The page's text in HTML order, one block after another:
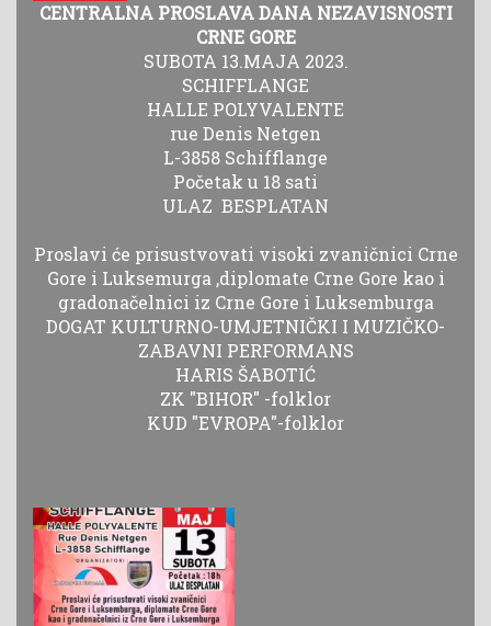
CENTRALNA PROSLAVA DANA NEZAVISNOSTI
CRNE GORE
SUBOTA 13.MAJA 2023.
SCHIFFLANGE
HALLE POLYVALENTE
rue Denis Netgen
L-3858 Schifflange
Početak u 18 sati
ULAZ BESPLATAN
Proslavi će prisustvovati visoki zvaničnici Crne
Gore i Luksemurga ,diplomate Crne Gore kao i
gradonačelnici iz Crne Gore i Luksemburga
DOGAT KULTURNO-UMJETNIČKI I MUZIČKO-
ZABAVNI PERFORMANS
HARIS ŠABOTIĆ
ZK "BIHOR" -folklor
KUD "EVROPA"-folklor